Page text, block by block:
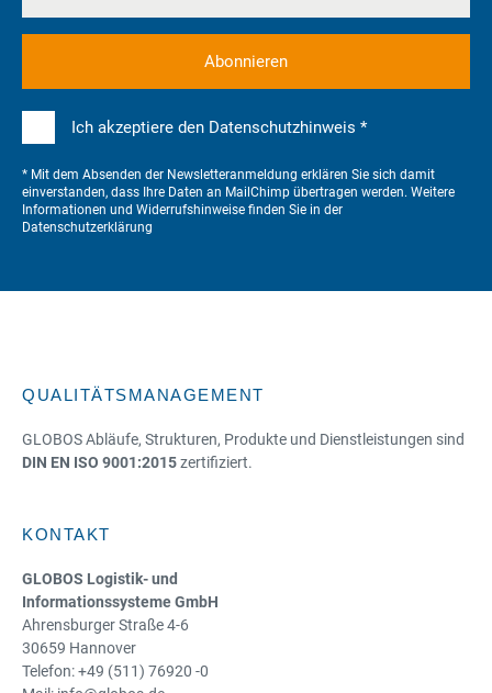
Ich akzeptiere den Datenschutzhinweis *
* Mit dem Absenden der Newsletteranmeldung erklären Sie sich damit
einverstanden, dass Ihre Daten an MailChimp übertragen werden. Weitere
Informationen und Widerrufshinweise finden Sie in der
Datenschutzerklärung
QUALITÄTSMANAGEMENT
GLOBOS Abläufe, Strukturen, Produkte und Dienstleistungen sind
DIN EN ISO 9001:2015zertifiziert.
KONTAKT
GLOBOS Logistik- und
Informationssysteme GmbH
Ahrensburger Straße 4-6
30659 Hannover
Telefon: +49 (511) 76920 -0